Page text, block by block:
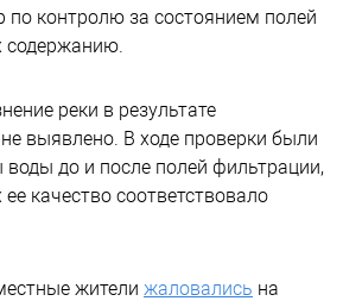
контролю за состоянием полей
содержанию.
реки в результате
выявлено. В ходе проверки были
до и после полей фильтрации,
качество соответствовало
жители жаловались на